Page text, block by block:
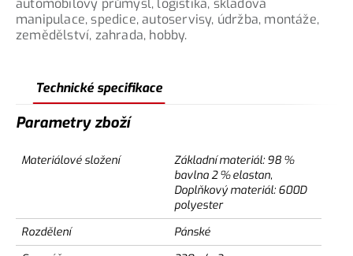
automobilový průmysl, logistika, skladová
manipulace, spedice, autoservisy, údržba, montáže,
zemědělství, zahrada, hobby.
Technické specifikace
Parametry zboží
Materiálové složení
Základní materiál: 98 %
bavlna 2 % elastan,
Doplňkový materiál: 600D
polyester
Rozdělení
Pánské